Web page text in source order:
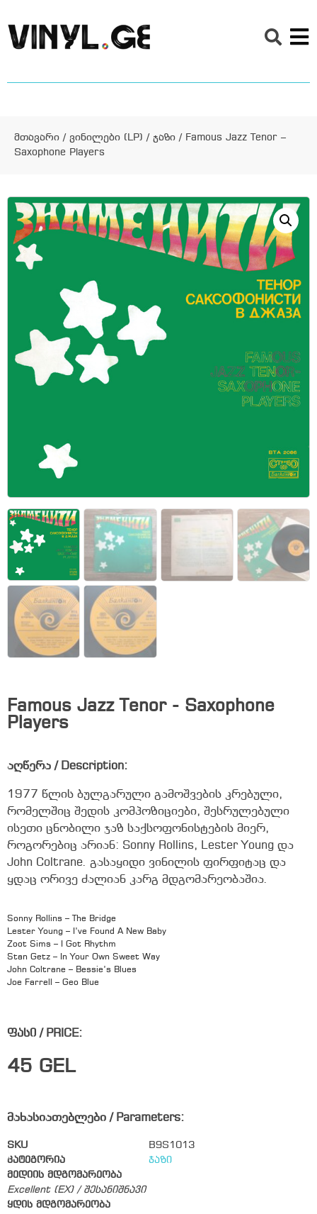
მთავარი / ვინილები (LP) / ჯაზი / Famous Jazz Tenor –
Saxophone Players
Famous Jazz Tenor - Saxophone
Players
აღწერა / Description:
1977 წლის ბულგარული გამოშვების კრებული,
რომელშიც შედის კომპოზიციები, შესრულებული
ისეთი ცნობილი ჯაზ საქსოფონისტების მიერ,
როგორებიც არიან: Sonny Rollins, Lester Young და
John Coltrane. გასაყიდი ვინილის ფირფიტაც და
ყდაც ორივე ძალიან კარგ მდგომარეობაშია.
Sonny Rollins – The Bridge
Lester Young – I’ve Found A New Baby
Zoot Sims – I Got Rhythm
Stan Getz – In Your Own Sweet Way
John Coltrane – Bessie’s Blues
Joe Farrell – Geo Blue
ფასი / PRICE:
45 GEL
მახასიათებლები / Parameters:
SKU
B9S1013
კატეგორია
ჯაზი
მედიის მდგომარეობა
Excellent (EX) / შესანიშნავი
ყდის მდგომარეობა